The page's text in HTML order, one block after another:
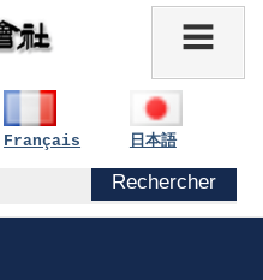
Français 日本語